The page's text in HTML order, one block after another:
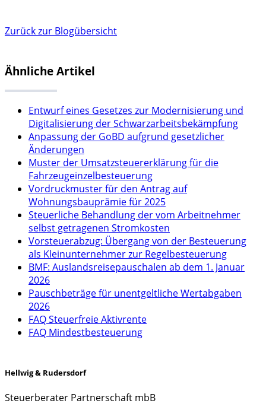
Zurück zur Blogübersicht
Ähnliche Artikel
Entwurf eines Gesetzes zur Modernisierung und
Digitalisierung der Schwarzarbeitsbekämpfung
Anpassung der GoBD aufgrund gesetzlicher
Änderungen
Muster der Umsatzsteuererklärung für die
Fahrzeugeinzelbesteuerung
Vordruckmuster für den Antrag auf
Wohnungsbauprämie für 2025
Steuerliche Behandlung der vom Arbeitnehmer
selbst getragenen Stromkosten
Vorsteuerabzug: Übergang von der Besteuerung
als Kleinunternehmer zur Regelbesteuerung
BMF: Auslandsreisepauschalen ab dem 1. Januar
2026
Pauschbeträge für unentgeltliche Wertabgaben
2026
FAQ Steuerfreie Aktivrente
FAQ Mindestbesteuerung
Hellwig & Rudersdorf
Steuerberater Partnerschaft mbB